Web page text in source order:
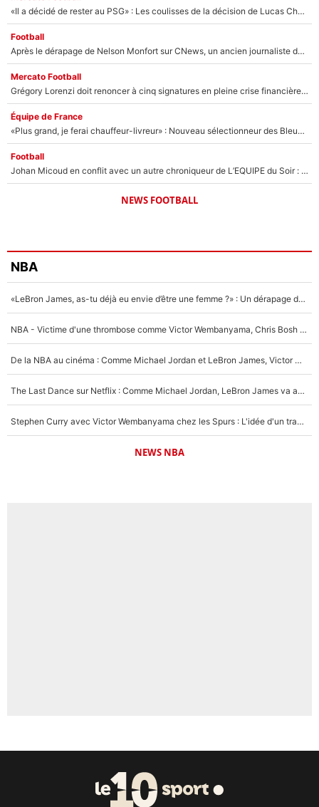
«Il a décidé de rester au PSG» : Les coulisses de la décision de Lucas Chevalier pour son transfert
Football
Après le dérapage de Nelson Monfort sur CNews, un ancien journaliste de France Télévisions relance la polémique sur les incendies en Gironde
Mercato Football
Grégory Lorenzi doit renoncer à cinq signatures en pleine crise financière : L’IA propose sept noms à l’OM pour un mercato réussi... à seulement 5M€ !
Équipe de France
«Plus grand, je ferai chauffeur-livreur» : Nouveau sélectionneur des Bleus, Zinédine Zidane s’était imaginé un avenir très différent lorsqu'il était enfant
Football
Johan Micoud en conflit avec un autre chroniqueur de L’EQUIPE du Soir : «Pendant un moment, je ne les ai pas remis ensemble dans l'émission»
NEWS FOOTBALL
NBA
«LeBron James, as-tu déjà eu envie d’être une femme ?» : Un dérapage de Donald Trump sur la superstar de la NBA refait surface
NBA - Victime d'une thrombose comme Victor Wembanyama, Chris Bosh prévient le Français des risques sur sa santé : «J’ai failli mourir sur le coup et j’ai été ramené à la vie»
De la NBA au cinéma : Comme Michael Jordan et LeBron James, Victor Wembanyama rêve d'une carrière d'acteur !
The Last Dance sur Netflix : Comme Michael Jordan, LeBron James va avoir le droit à sa série !
Stephen Curry avec Victor Wembanyama chez les Spurs : L'idée d'un trade historique est lancée en NBA !
NEWS NBA